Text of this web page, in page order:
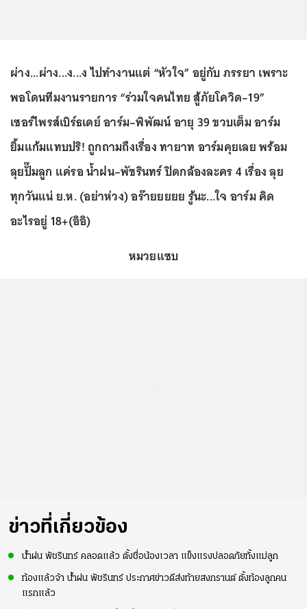
ผ่าง...ผ่าง...ง...ง ไปทำงานแต่ “หัวใจ” อยู่กับ ภรรยา เพราะ
พอโดนทีมงานรายการ “ร่วมใจคนไทย สู้ภัยโควิด–19”
เซอร์ไพรส์เบิร์ธเดย์ อาร์ม–พิพัฒน์ อายุ 39 ขวบเต็ม อาร์ม
ยิ้มแก้มแทบปริ! ถูกถามถึงเรื่อง ทายาท อาร์มคุยเลย พร้อม
ลุยปั๊มลูก แค่รอ น้ำฝน–พัชรินทร์ ปิดกล้องละคร 4 เรื่อง ลุย
ทุกวันแน่ ย.ห. (อย่าห่วง) อร๊ายยยยย รู้นะ...ใจ อาร์ม คิด
อะไรอยู่ 18+(อิอิ)
หมวยแซบ
ข่าวที่เกี่ยวข้อง
น้ำฝน พัชรินทร์ คลอดแล้ว ตั้งชื่อน้องเวลา แข็งแรงปลอดภัยทั้งแม่ลูก
ท้องแล้วจ้า น้ำฝน พัชรินทร์ ประกาศข่าวดีส่งท้ายสงกรานต์ ตั้งท้องลูกคน
แรกแล้ว